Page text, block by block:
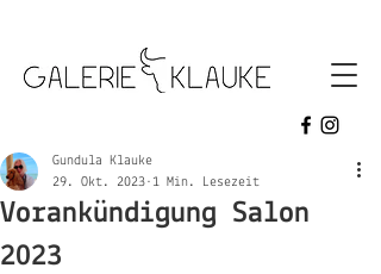
galerie klauke
Vorankündigung Salon
2023
Gundula Klauke
29. Okt. 2023 1 Min. Lesezeit